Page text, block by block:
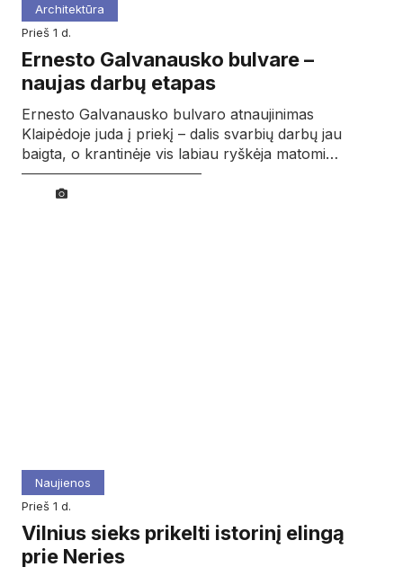
Architektūra
prieš 1 d.
Ernesto Galvanausko bulvare –
naujas darbų etapas
Ernesto Galvanausko bulvaro atnaujinimas
Klaipėdoje juda į priekį – dalis svarbių darbų jau
baigta, o krantinėje vis labiau ryškėja matomi…
Naujienos
prieš 1 d.
Vilnius sieks prikelti istorinį elingą
prie Neries